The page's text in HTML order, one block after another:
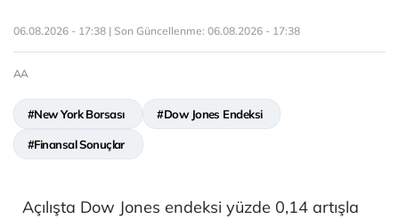
06.08.2026 - 17:38 | Son Güncellenme: 06.08.2026 - 17:38
AA
#New York Borsası #Dow Jones Endeksi
#Finansal Sonuçlar
Açılışta Dow Jones endeksi yüzde 0,14 artışla